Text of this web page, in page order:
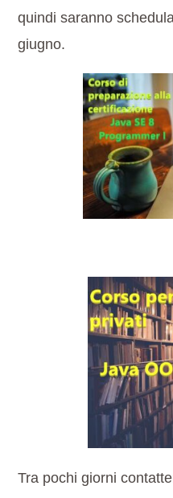
quindi saranno
giugno.
Tra pochi giorni